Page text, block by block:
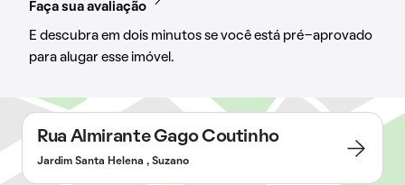
Faça sua avaliação
E descubra em dois minutos se você está pré-aprovado
para alugar esse imóvel.
Rua Almirante Gago Coutinho
Jardim Santa Helena , Suzano